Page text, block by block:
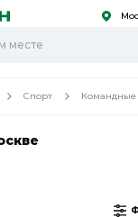
коро
оро
Спорт Командные